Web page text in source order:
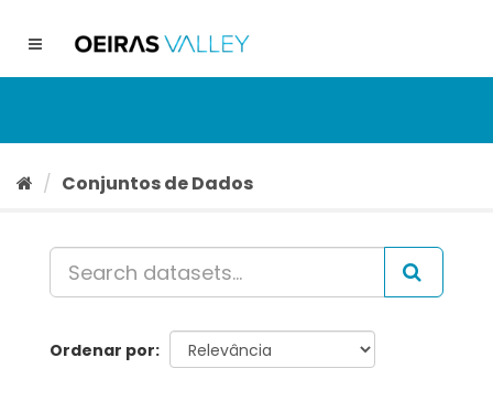
conteúdo
Toggle
Conjuntos de Dados
Ordenar por